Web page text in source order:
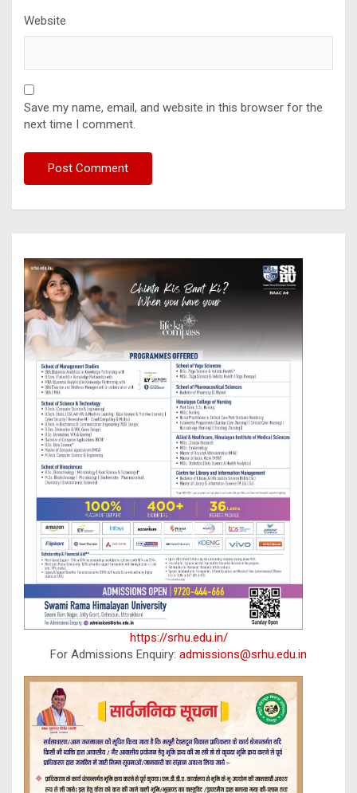
Website
Save my name, email, and website in this browser for the
next time I comment.
https://srhu.edu.in/
For Admissions Enquiry: admissions@srhu.edu.in